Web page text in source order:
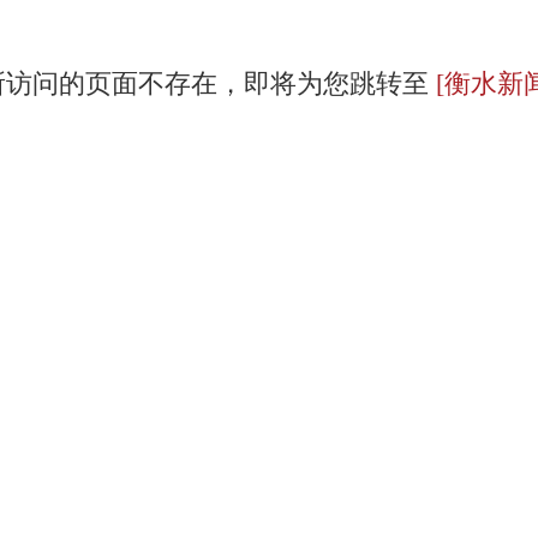
问的页面不存在，即将为您跳转至 [衡水新